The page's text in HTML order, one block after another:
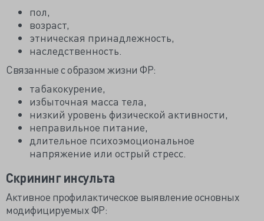
пол,
возраст,
этническая принадлежность,
наследственность.
Связанные с образом жизни ФР:
табакокурение,
избыточная масса тела,
низкий уровень физической активности,
неправильное питание,
длительное психоэмоциональное
напряжение или острый стресс.
Скрининг инсульта
Активное профилактическое выявление основных
модифицируемых ФР: